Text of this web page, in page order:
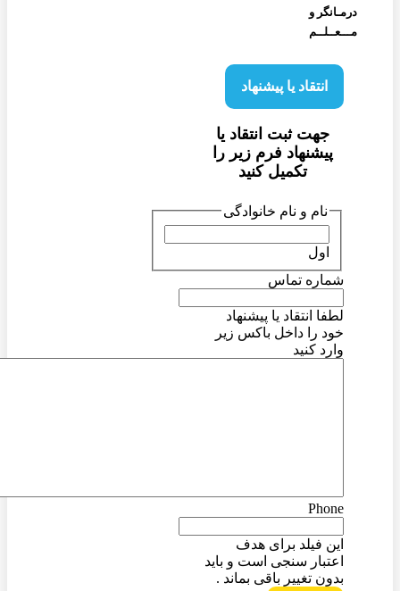
درمـانگر و
مـــعــلــم
انتقاد یا پیشنهاد
جهت ثبت انتقاد یا
پیشنهاد فرم زیر را
تکمیل کنید
نام و نام خانوادگی
شماره تماس
لطفا انتقاد یا پیشنهاد
خود را داخل باکس زیر
وارد کنید
Phone
این فیلد برای هدف
اعتبار سنجی است و باید
بدون تغییر باقی بماند .